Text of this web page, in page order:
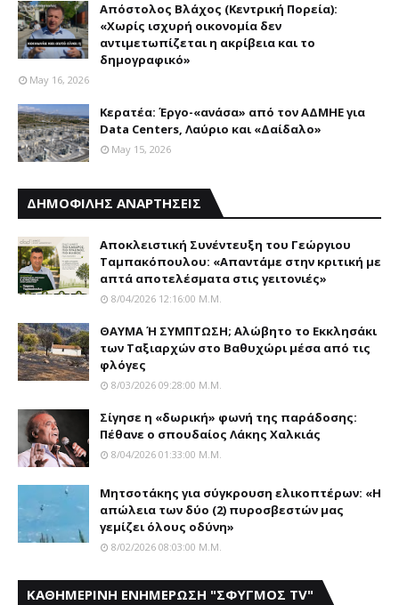
Απόστολος Βλάχος (Κεντρική Πορεία):
«Χωρίς ισχυρή οικονομία δεν
αντιμετωπίζεται η ακρίβεια και το
δημογραφικό»
May 16, 2026
Κερατέα: Έργο-«ανάσα» από τον ΑΔΜΗΕ για
Data Centers, Λαύριο και «Δαίδαλο»
May 15, 2026
ΔΗΜΟΦΙΛΗΣ ΑΝΑΡΤΗΣΕΙΣ
Αποκλειστική Συνέντευξη του Γεώργιου
Ταμπακόπουλου: «Απαντάμε στην κριτική με
απτά αποτελέσματα στις γειτονιές»
8/04/2026 12:16:00 Μ.μ.
ΘΑΥΜΑ Ή ΣΥΜΠΤΩΣΗ; Aλώβητο το Eκκλησάκι
των Tαξιαρχών στο Bαθυχώρι μέσα από τις
φλόγες
8/03/2026 09:28:00 Μ.μ.
Σίγησε η «δωρική» φωνή της παράδοσης:
Πέθανε o σπουδαίος Λάκης Xαλκιάς
8/04/2026 01:33:00 Μ.μ.
Μητσοτάκης για σύγκρουση ελικοπτέρων: «Η
απώλεια των δύο (2) πυροσβεστών μας
γεμίζει όλους οδύνη»
8/02/2026 08:03:00 Μ.μ.
ΚΑΘΗΜΕΡΙΝΗ ΕΝΗΜΕΡΩΣΗ "ΣΦΥΓΜΟΣ TV"